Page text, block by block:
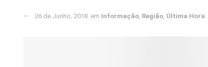
26 de Junho, 2018 em Informação, Região, Última Hora